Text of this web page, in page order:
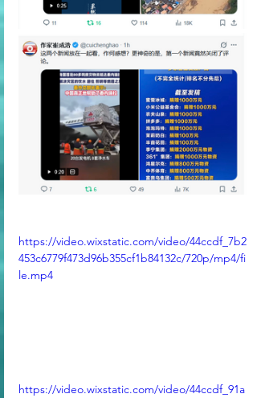
https://video.wixstatic.com/video/44ccdf_7b2
453c6779f473d96b355cf1b84132c/720p/mp4/fi
le.mp4
https://video.wixstatic.com/video/44ccdf_91a